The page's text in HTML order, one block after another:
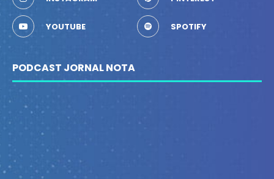
YOUTUBE SPOTIFY
PODCAST JORNAL NOTA